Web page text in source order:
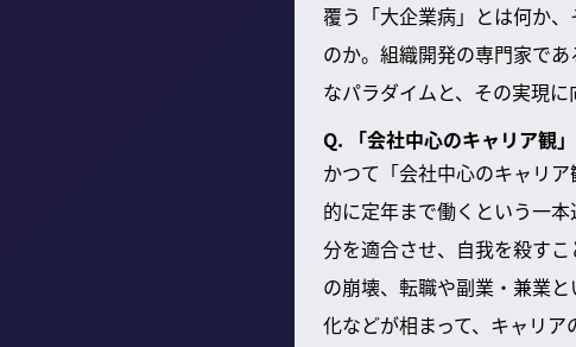
覆う「大企業病」とは何か
のか。組織開発の専門家で
なパラダイムと、その実現に
Q. 「会社中心のキャリア観
かつて「会社中心のキャリ
的に定年まで働くという一
分を適合させ、自我を殺す
の崩壊、転職や副業・兼業
化などが相まって、キャリ